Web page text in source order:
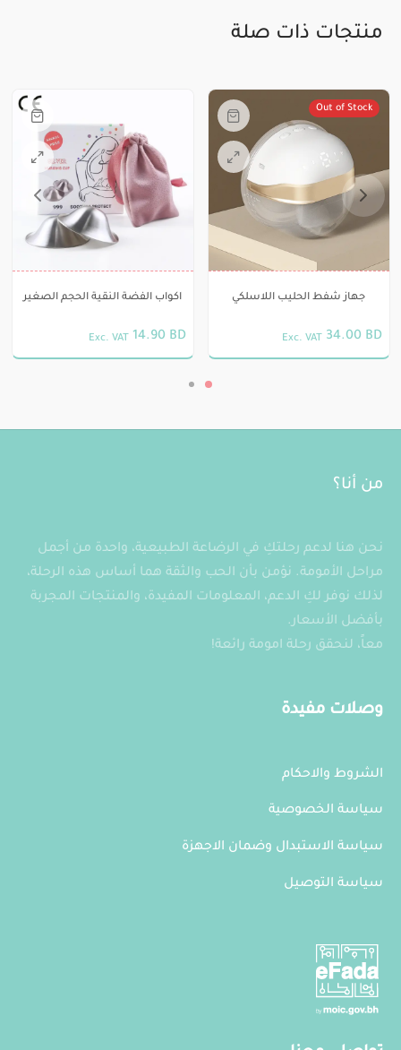
منتجات ذات صلة
Out of Stock
جهاز شفط الحليب اللاسلكي
34.00 BD
Exc. VAT
اكواب الفضة النقية الحجم الصغير
14.90 BD
Exc. VAT
من أنا؟
نحن هنا لدعم رحلتكِ في الرضاعة الطبيعية، واحدة من أجمل
مراحل الأمومة. نؤمن بأن الحب والثقة هما أساس هذه الرحلة،
لذلك نوفر لكِ الدعم، المعلومات المفيدة، والمنتجات المجربة
بأفضل الأسعار.
معاً، لنحقق رحلة امومة رائعة!
وصلات مفيدة
الشروط والاحكام
سياسة الخصوصية
سياسة الاستبدال وضمان الاجهزة
سياسة التوصيل